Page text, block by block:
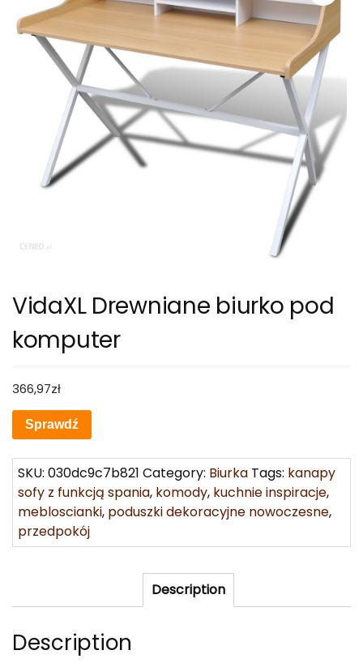
VidaXL Drewniane biurko pod
komputer
366,97zł
Sprawdź
SKU: 030dc9c7b821 Category: Biurka Tags: kanapy
sofy z funkcją spania, komody, kuchnie inspiracje,
mebloscianki, poduszki dekoracyjne nowoczesne,
przedpokój
Description
Description